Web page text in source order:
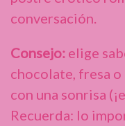
conversación.
Consejo: elige
chocolate, fresa o
con una sonrisa
Recuerda: lo